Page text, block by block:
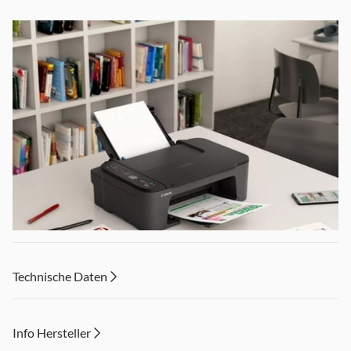
Technische Daten
Info Hersteller